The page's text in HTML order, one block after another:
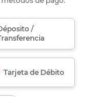
/
Tarjeta de Débito